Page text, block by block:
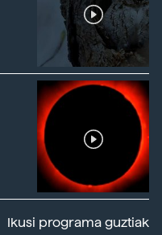
Ikusi programa guztiak